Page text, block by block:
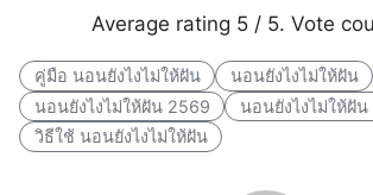
Average rating 5 / 5. Vote
คู่มือ นอนยังไงไม่ให้ฝัน
นอนยังไงไม่ให้ฝัน
นอนยังไงไม่ให้ฝัน 2569
นอนยังไงไม่ให้ฝั
วิธีใช้ นอนยังไงไม่ให้ฝัน